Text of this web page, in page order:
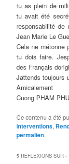
tu as plein de
tu avait été
responsabilité de
Jean Marie Le
Cela ne
tu dois faire.
des Français
Jattends
Amicalement
Cuong PHAM
Ce contenu a été
interventions,
permalien.
5 RÉFLEXIONS SUR «